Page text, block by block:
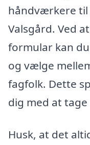
håndværkere
Valsgård. Ved
formular kan
og vælge
fagfolk. Dette
dig med at
Husk, at det